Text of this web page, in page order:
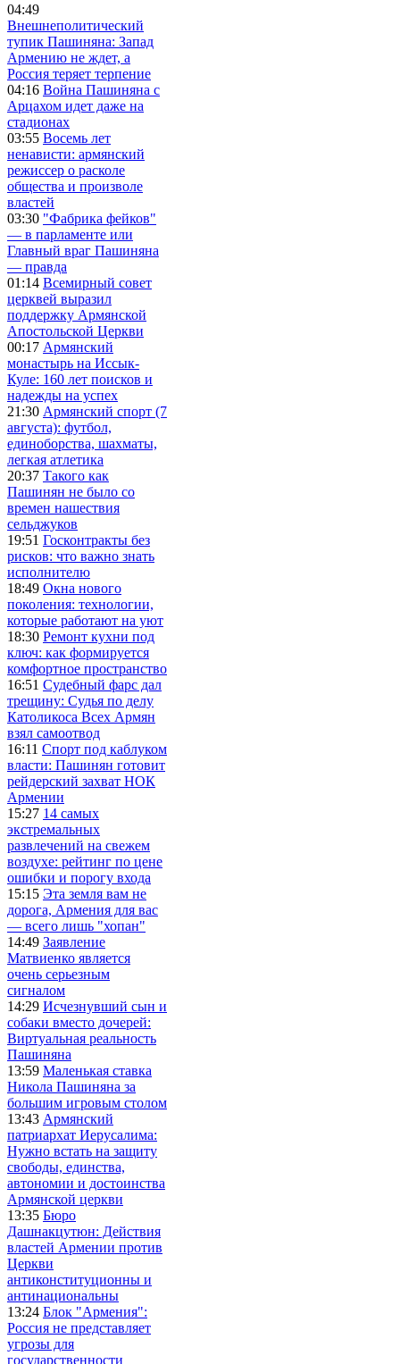
04:49
Внешнеполитический
тупик Пашиняна: Запад
Армению не ждет, а
Россия теряет терпение
04:16 Война Пашиняна с
Арцахом идет даже на
стадионах
03:55 Восемь лет
ненависти: армянский
режиссер о расколе
общества и произволе
властей
03:30 "Фабрика фейков"
— в парламенте или
Главный враг Пашиняна
— правда
01:14 Всемирный совет
церквей выразил
поддержку Армянской
Апостольской Церкви
00:17 Армянский
монастырь на Иссык-
Куле: 160 лет поисков и
надежды на успех
21:30 Армянский спорт (7
августа): футбол,
единоборства, шахматы,
легкая атлетика
20:37 Такого как
Пашинян не было со
времен нашествия
сельджуков
19:51 Госконтракты без
рисков: что важно знать
исполнителю
18:49 Окна нового
поколения: технологии,
которые работают на уют
18:30 Ремонт кухни под
ключ: как формируется
комфортное пространство
16:51 Судебный фарс дал
трещину: Судья по делу
Католикоса Всех Армян
взял самоотвод
16:11 Спорт под каблуком
власти: Пашинян готовит
рейдерский захват НОК
Армении
15:27 14 самых
экстремальных
развлечений на свежем
воздухе: рейтинг по цене
ошибки и порогу входа
15:15 Эта земля вам не
дорога, Армения для вас
— всего лишь "хопан"
14:49 Заявление
Матвиенко является
очень серьезным
сигналом
14:29 Исчезнувший сын и
собаки вместо дочерей:
Виртуальная реальность
Пашиняна
13:59 Маленькая ставка
Никола Пашиняна за
большим игровым столом
13:43 Армянский
патриархат Иерусалима:
Нужно встать на защиту
свободы, единства,
автономии и достоинства
Армянской церкви
13:35 Бюро
Дашнакцутюн: Действия
властей Армении против
Церкви
антиконституционны и
антинациональны
13:24 Блок "Армения":
Россия не представляет
угрозы для
государственности